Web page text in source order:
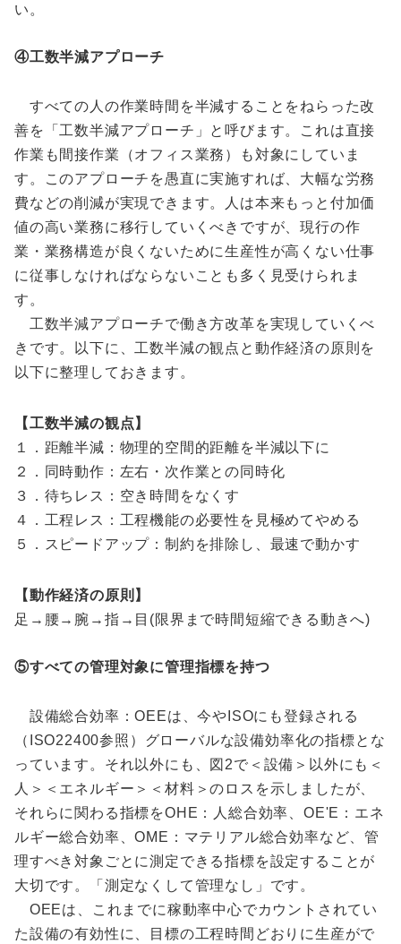
い。
④工数半減アプローチ
すべての人の作業時間を半減することをねらった改
善を「工数半減アプローチ」と呼びます。これは直接
作業も間接作業（オフィス業務）も対象にしていま
す。このアプローチを愚直に実施すれば、大幅な労務
費などの削減が実現できます。人は本来もっと付加価
値の高い業務に移行していくべきですが、現行の作
業・業務構造が良くないために生産性が高くない仕事
に従事しなければならないことも多く見受けられま
す。
工数半減アプローチで働き方改革を実現していくべ
きです。以下に、工数半減の観点と動作経済の原則を
以下に整理しておきます。
【工数半減の観点】
１．距離半減：物理的空間的距離を半減以下に
２．同時動作：左右・次作業との同時化
３．待ちレス：空き時間をなくす
４．工程レス：工程機能の必要性を見極めてやめる
５．スピードアップ：制約を排除し、最速で動かす
【動作経済の原則】
足→腰→腕→指→目(限界まで時間短縮できる動きへ)
⑤すべての管理対象に管理指標を持つ
設備総合効率：OEEは、今やISOにも登録される
（ISO22400参照）グローバルな設備効率化の指標とな
っています。それ以外にも、図2で＜設備＞以外にも＜
人＞＜エネルギー＞＜材料＞のロスを示しましたが、
それらに関わる指標をOHE：人総合効率、OE'E：エネ
ルギー総合効率、OME：マテリアル総合効率など、管
理すべき対象ごとに測定できる指標を設定することが
大切です。「測定なくして管理なし」です。
OEEは、これまでに稼動率中心でカウントされてい
た設備の有効性に、目標の工程時間どおりに生産がで